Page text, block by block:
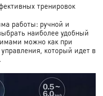
тренировок
работы: ручной и
наиболее удобный
можно как при
который идет в